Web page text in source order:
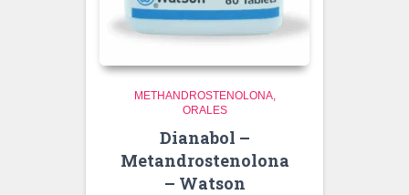
METHANDROSTENOLONA
ORALES
Dianabol –
Metandrostenolona
– Watson